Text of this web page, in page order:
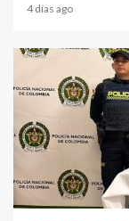
4 días ago
1 min read